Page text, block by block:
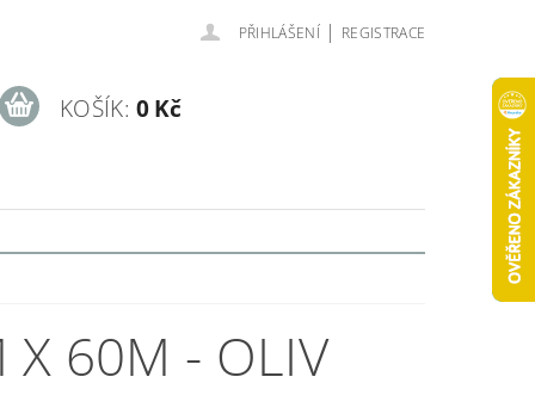
PŘIHLÁŠENÍ | REGISTRACE
KOŠÍK: 0 Kč
X 60M - OLIV